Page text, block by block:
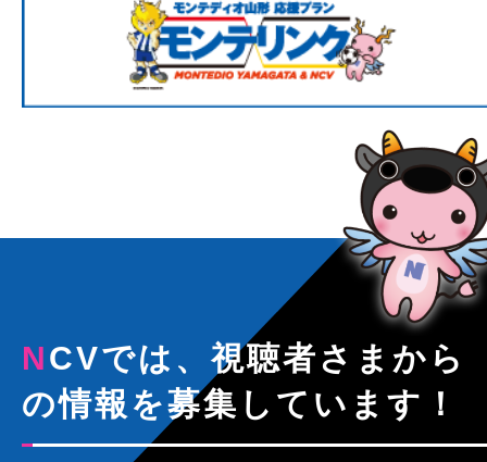
NCVでは、視聴者さまから
の情報を募集しています！